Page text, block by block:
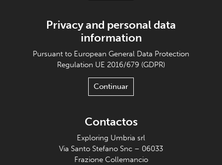
Privacy and personal data
information
Pursuant to European General Data Protection
Regulation UE 2016/679 (GDPR)
Continuar
Contactos
Exploring Umbria srl
Via Santo Stefano Snc – 06033
Frazione Collemancio